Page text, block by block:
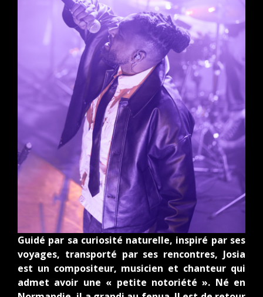
Guidé par sa curiosité naturelle, inspiré par ses
voyages, transporté par ses rencontres, Josia
est un compositeur, musicien et chanteur qui
admet avoir une « petite notoriété ». Né en